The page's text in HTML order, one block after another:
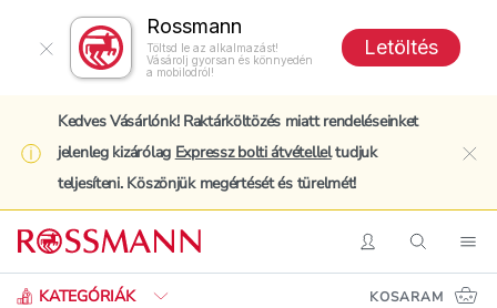
Rossmann
Töltsd le az alkalmazást!
Vásárolj gyorsan és könnyedén
a mobilodról!
Letöltés
Kedves Vásárlónk! Raktárköltözés miatt rendeléseinket
jelenleg kizárólag Expressz bolti átvételleltudjuk
teljesíteni. Köszönjük megértését és türelmét!
BelépésKeresés
KATEGÓRIÁK
Keresés
KOSARAM